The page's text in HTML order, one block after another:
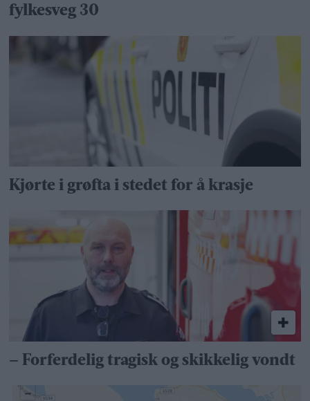
fylkesveg 30
Kjørte i grøfta i stedet for å krasje
– Forferdelig tragisk og skikkelig vondt